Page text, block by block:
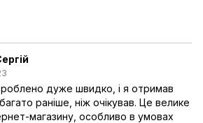
дуже швидко, і я отримав
раніше, ніж очікував. Це велике
магазину, особливо в умовах